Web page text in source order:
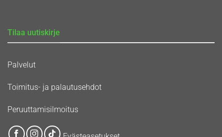
Tilaa uutiskirje
Palvelut
Toimitus- ja palautusehdot
Peruuttamisilmoitus